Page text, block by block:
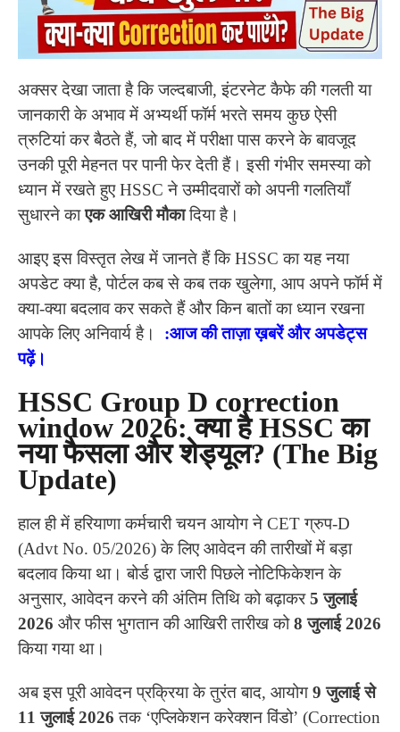
अक्सर देखा जाता है कि जल्दबाजी, इंटरनेट कैफे की गलती या
जानकारी के अभाव में अभ्यर्थी फॉर्म भरते समय कुछ ऐसी
त्रुटियां कर बैठते हैं, जो बाद में परीक्षा पास करने के बावजूद
उनकी पूरी मेहनत पर पानी फेर देती हैं। इसी गंभीर समस्या को
ध्यान में रखते हुए HSSC ने उम्मीदवारों को अपनी गलतियाँ
सुधारने काएक आखिरी मौकादिया है।
आइए इस विस्तृत लेख में जानते हैं कि HSSC का यह नया
अपडेट क्या है, पोर्टल कब से कब तक खुलेगा, आप अपने फॉर्म में
क्या-क्या बदलाव कर सकते हैं और किन बातों का ध्यान रखना
आपके लिए अनिवार्य है। :आज की ताज़ा ख़बरें और अपडेट्स
पढ़ें।
HSSC Group D correction
window 2026: क्या है HSSC का
नया फैसला और शेड्यूल? (The Big
Update)
हाल ही में हरियाणा कर्मचारी चयन आयोग ने CET ग्रुप-D
(Advt No. 05/2026) के लिए आवेदन की तारीखों में बड़ा
बदलाव किया था। बोर्ड द्वारा जारी पिछले नोटिफिकेशन के
अनुसार, आवेदन करने की अंतिम तिथि को बढ़ाकर5 जुलाई
2026 और फीस भुगतान की आखिरी तारीख को8 जुलाई 2026
किया गया था।
अब इस पूरी आवेदन प्रक्रिया के तुरंत बाद, आयोग 9 जुलाई से
11 जुलाई 2026 तक ‘एप्लिकेशन करेक्शन विंडो’ (Correction